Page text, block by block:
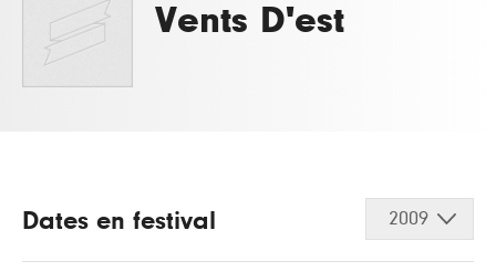
Vents D'est
Dates en festival 2009